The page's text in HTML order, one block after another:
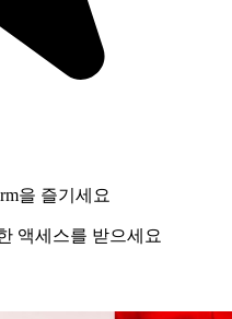
을 즐기세요
액세스를 받으세요